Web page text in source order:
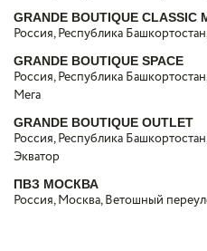
GRANDE BOUTIQUE CLASSIC
Россия, Республика
GRANDE BOUTIQUE SPACE
Россия, Республика
Мега
GRANDE BOUTIQUE OUTLET
Россия, Республика
Экватор
ПВЗ МОСКВА
Россия, Москва, Ветошный